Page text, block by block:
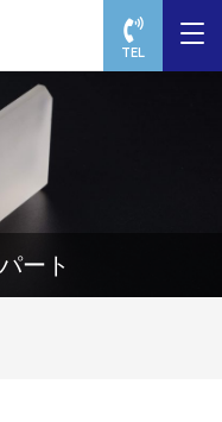
TEL
ート